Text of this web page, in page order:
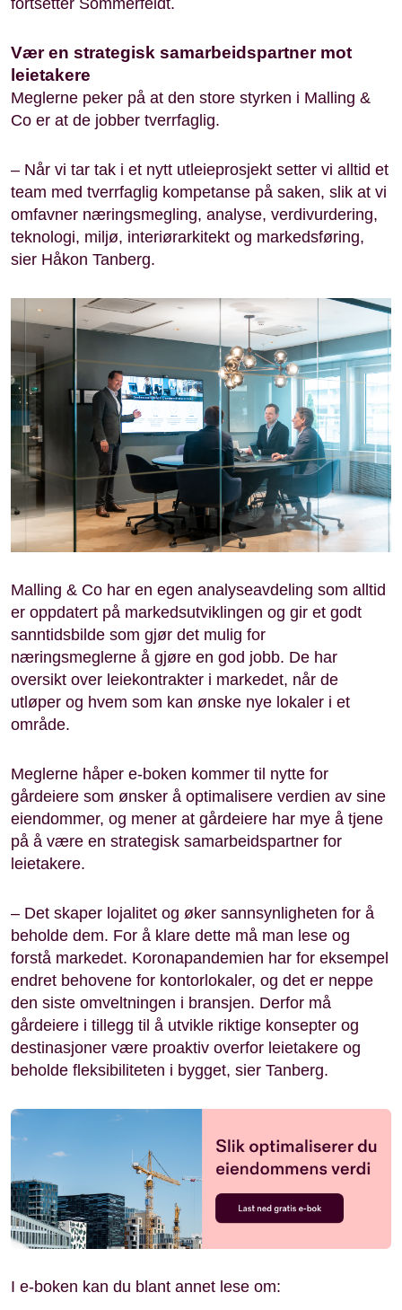
fortsetter Sommerfeldt.
Vær en strategisk samarbeidspartner mot
leietakere
Meglerne peker på at den store styrken i Malling &
Co er at de jobber tverrfaglig.
– Når vi tar tak i et nytt utleieprosjekt setter vi alltid et
team med tverrfaglig kompetanse på saken, slik at vi
omfavner næringsmegling, analyse, verdivurdering,
teknologi, miljø, interiørarkitekt og markedsføring,
sier Håkon Tanberg.
Malling & Co har en egen analyseavdeling som alltid
er oppdatert på markedsutviklingen og gir et godt
sanntidsbilde som gjør det mulig for
næringsmeglerne å gjøre en god jobb. De har
oversikt over leiekontrakter i markedet, når de
utløper og hvem som kan ønske nye lokaler i et
område.
Meglerne håper e-boken kommer til nytte for
gårdeiere som ønsker å optimalisere verdien av sine
eiendommer, og mener at gårdeiere har mye å tjene
på å være en strategisk samarbeidspartner for
leietakere.
– Det skaper lojalitet og øker sannsynligheten for å
beholde dem. For å klare dette må man lese og
forstå markedet. Koronapandemien har for eksempel
endret behovene for kontorlokaler, og det er neppe
den siste omveltningen i bransjen. Derfor må
gårdeiere i tillegg til å utvikle riktige konsepter og
destinasjoner være proaktiv overfor leietakere og
beholde fleksibiliteten i bygget, sier Tanberg.
I e-boken kan du blant annet lese om: